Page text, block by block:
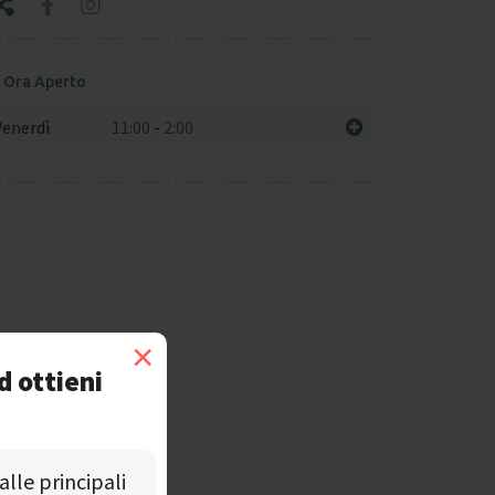
ottieni
alle principali
×
Ora Aperto
11:00 - 2:00